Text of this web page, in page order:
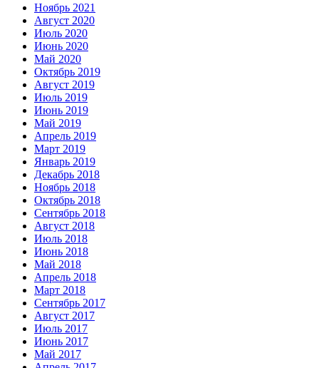
Ноябрь 2021
Август 2020
Июль 2020
Июнь 2020
Май 2020
Октябрь 2019
Август 2019
Июль 2019
Июнь 2019
Май 2019
Апрель 2019
Март 2019
Январь 2019
Декабрь 2018
Ноябрь 2018
Октябрь 2018
Сентябрь 2018
Август 2018
Июль 2018
Июнь 2018
Май 2018
Апрель 2018
Март 2018
Сентябрь 2017
Август 2017
Июль 2017
Июнь 2017
Май 2017